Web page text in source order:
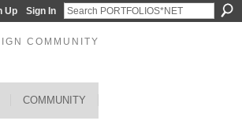
Up Sign In
COMMUNITY
COMMUNITY